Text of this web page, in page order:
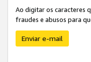
Ao digitar os caracteres
fraudes e abusos para
Enviar e-mail